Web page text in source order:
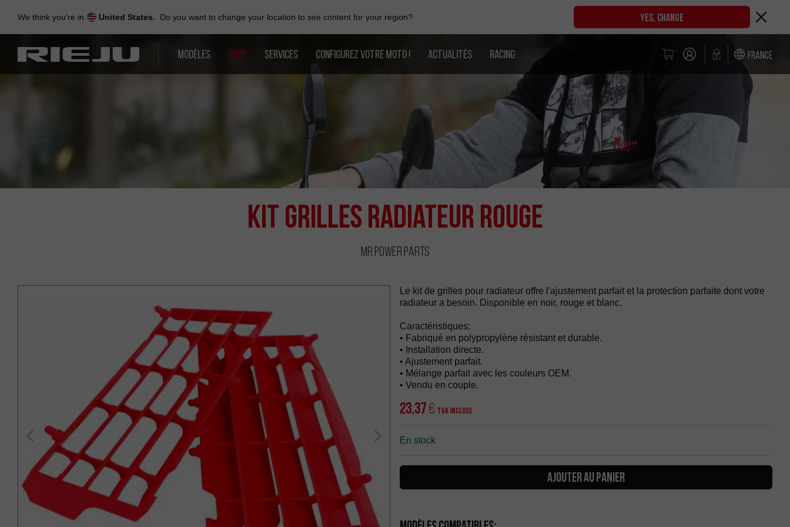
content
We think you're in United States. Do you want to change your location to see content for your region? YES, CHANGE
MODÈLES SHOP SERVICES CONFIGUREZ VOTRE MOTO ! ACTUALITÉS RACING France
Kit Grilles Radiateur Rouge
MR Power Parts
Le kit de grilles pour radiateur offre l'ajustement parfait et la protection parfaite dont votre
radiateur a besoin. Disponible en noir, rouge et blanc.
Caractéristiques:
• Fabriqué en polypropylène résistant et durable.
• Installation directe.
• Ajustement parfait.
• Mélange parfait avec les couleurs OEM.
• Vendu en couple.
23,37€ TVA incluse
En stock
AJOUTER AU PANIER